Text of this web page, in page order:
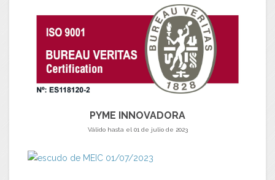
PYME INNOVADORA
Válido hasta el 01 de julio de 2023